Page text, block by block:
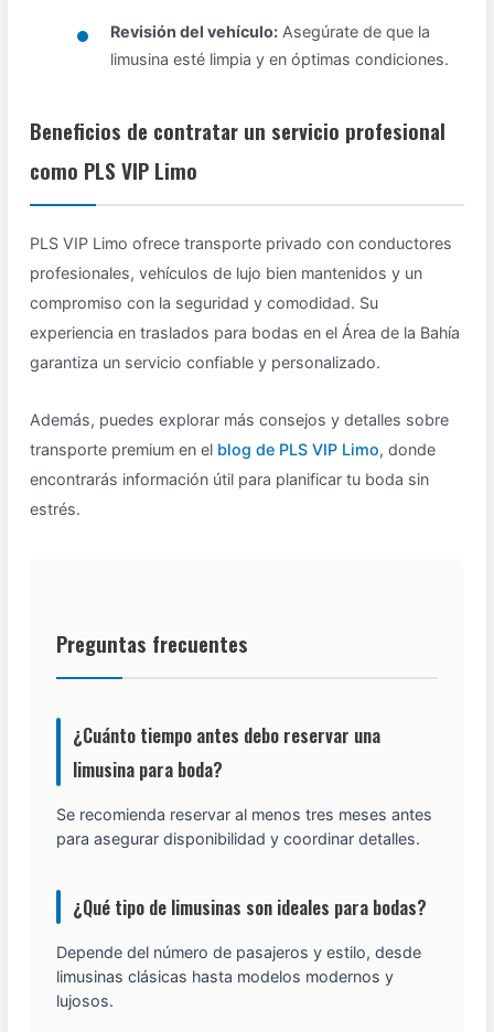
Revisión del vehículo: Asegúrate de que la
limusina esté limpia y en óptimas condiciones.
Beneficios de contratar un servicio profesional
como PLS VIP Limo
PLS VIP Limo ofrece transporte privado con conductores
profesionales, vehículos de lujo bien mantenidos y un
compromiso con la seguridad y comodidad. Su
experiencia en traslados para bodas en el Área de la Bahía
garantiza un servicio confiable y personalizado.
Además, puedes explorar más consejos y detalles sobre
transporte premium en el blog de PLS VIP Limo, donde
encontrarás información útil para planificar tu boda sin
estrés.
Preguntas frecuentes
¿Cuánto tiempo antes debo reservar una
limusina para boda?
Se recomienda reservar al menos tres meses antes
para asegurar disponibilidad y coordinar detalles.
¿Qué tipo de limusinas son ideales para bodas?
Depende del número de pasajeros y estilo, desde
limusinas clásicas hasta modelos modernos y
lujosos.